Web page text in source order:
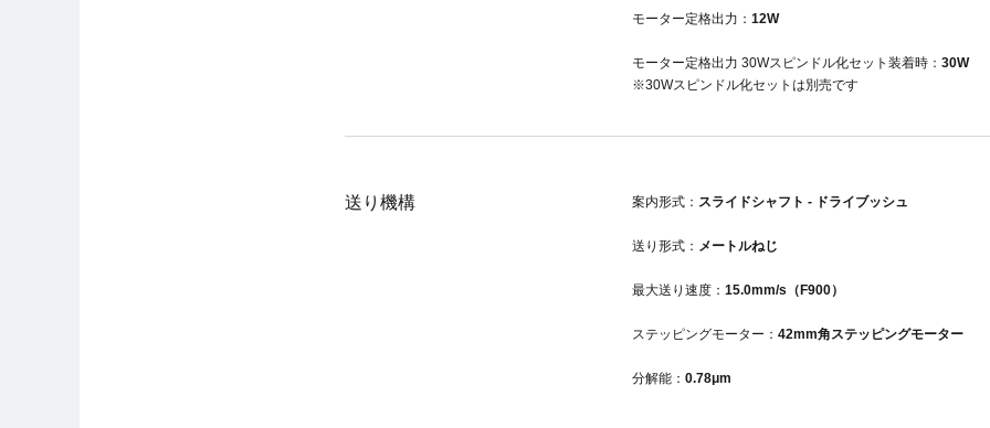
モーター定格出力： 12W
モーター定格出力 30Wスピンドル化セット装着時： 30W
※30Wスピンドル化セットは別売です
送り機構 案内形式： スライドシャフト - ドライブッシュ
送り形式： メートルねじ
最大送り速度： 15.0mm/s（F900）
ステッピングモーター： 42mm角ステッピングモーター
分解能： 0.78μm